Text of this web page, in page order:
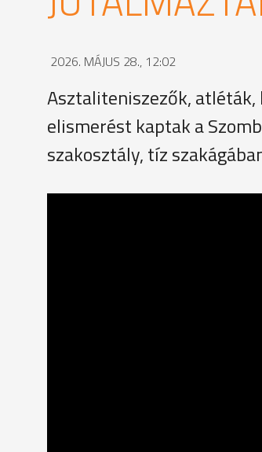
2026. MÁJUS 28., 12:02
Asztaliteniszezők, atléták,
elismerést kaptak a
szakosztály, tíz